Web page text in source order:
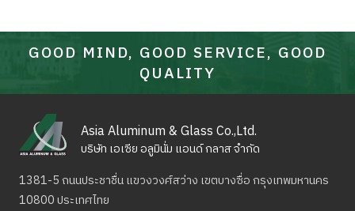
GOOD MIND, GOOD SERVICE, GOOD
QUALITY
Asia Aluminum & Glass Co.,Ltd.
บริษัท เอเซีย อลูมินั่ม แอนด์ กลาส จำกัด
1381-5 ถนนประชาชื่น แขวงวงศ์สว่าง เขตบางซื่อกรุงเทพมหานคร
10800 ประเทศไทย